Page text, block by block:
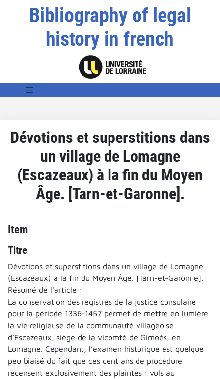
Bibliography of legal
history in french
Dévotions et superstitions dans
un village de Lomagne
(Escazeaux) à la fin du Moyen
Âge. [Tarn-et-Garonne].
Item
Titre
Dévotions et superstitions dans un village de Lomagne
(Escazeaux) à la fin du Moyen Âge. [Tarn-et-Garonne].
Résumé de l'article :
La conservation des registres de la justice consulaire
pour la période 1336-1457 permet de mettre en lumière
la vie religieuse de la communauté villageoise
d’Escazeaux, siège de la vicomté de Gimoès, en
Lomagne. Cependant, l’examen historique est quelque
peu biaisé du fait que ces cent ans de procédure
recensent exclusivement des plaintes : vols au